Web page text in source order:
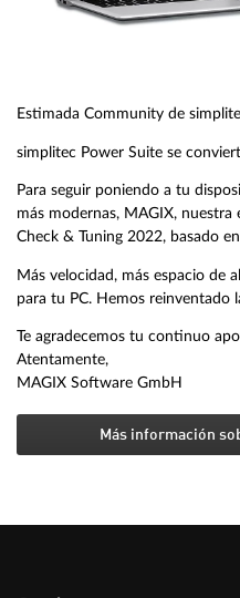
Estimada Community de
simplitec Power Suite se
Para seguir poniendo a tu
más modernas, MAGIX,
Check & Tuning 2022, basado
Más velocidad, más espacio de
para tu PC. Hemos
Te agradecemos tu continuo
Atentamente,
MAGIX Software GmbH
Más información